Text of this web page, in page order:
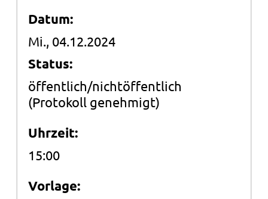
Datum:
Mi., 04.12.2024
Status:
öffentlich/nichtöffentlich
(Protokoll genehmigt)
Uhrzeit:
15:00
Vorlage: